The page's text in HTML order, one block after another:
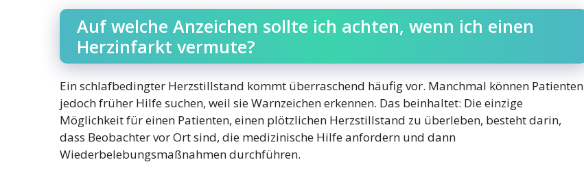
Auf welche Anzeichen sollte ich achten, wenn ich einen
Herzinfarkt vermute?
Ein schlafbedingter Herzstillstand kommt überraschend häufig vor. Manchmal können Patienten
jedoch früher Hilfe suchen, weil sie Warnzeichen erkennen. Das beinhaltet: Die einzige
Möglichkeit für einen Patienten, einen plötzlichen Herzstillstand zu überleben, besteht darin,
dass Beobachter vor Ort sind, die medizinische Hilfe anfordern und dann
Wiederbelebungsmaßnahmen durchführen.